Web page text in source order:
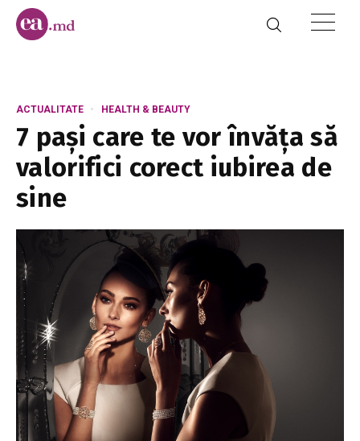
ACTUALITATE HEALTH & BEAUTY
7 pași care te vor învăța să
valorifici corect iubirea de
sine